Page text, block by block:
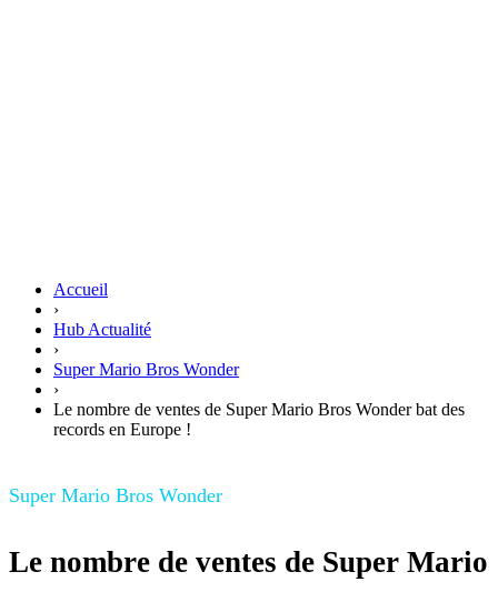
Accueil
›
Hub Actualité
›
Super Mario Bros Wonder
›
Le nombre de ventes de Super Mario Bros Wonder bat des
records en Europe !
Super Mario Bros Wonder
Le nombre de ventes de Super Mario